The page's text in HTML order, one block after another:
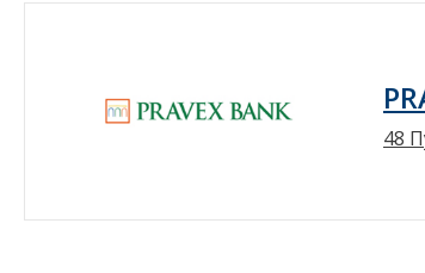
48